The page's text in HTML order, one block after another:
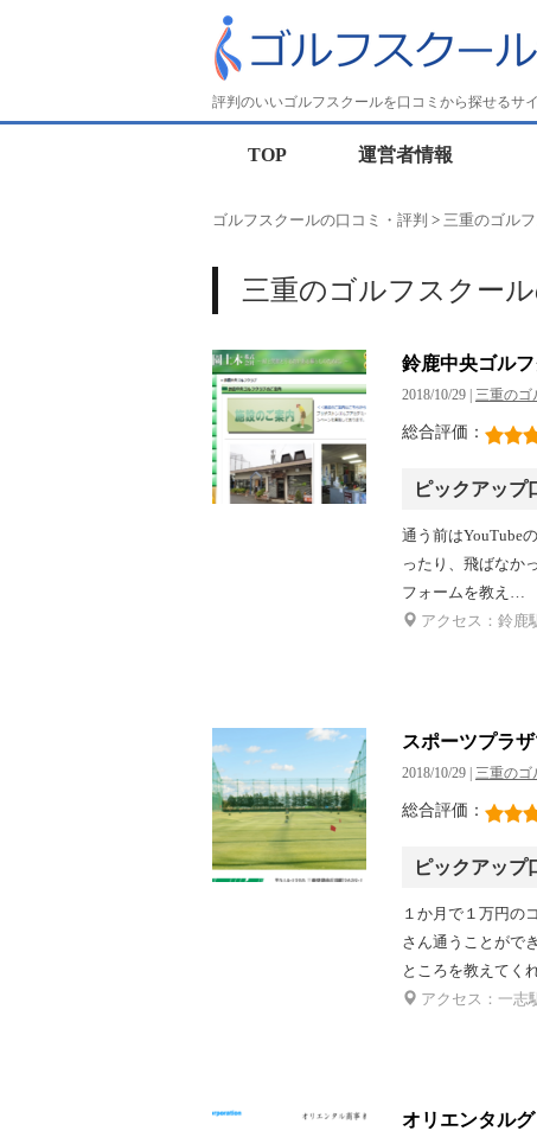
評判のいいゴルフスクールを口コミから探せるサ
TOP 運営者情報
ゴルフスクールの口コミ・評判 > 三重のゴル
三重のゴルフスクー
鈴鹿中央ゴル
2018/10/29 | 三重のゴ
総合評価：
ピックアップ
通う前はYouTube
ったり、飛ばなか
フォームを教え…
アクセス：鈴鹿
スポーツプラ
2018/10/29 | 三重のゴ
総合評価：
ピックアップ
１か月で１万円の
さん通うことがで
ところを教えてく
アクセス：一志
オリエンタル